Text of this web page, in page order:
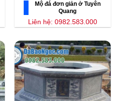
Mộ đá đơn giản ở Tuyên
Quang
Liên hệ: 0982.583.000